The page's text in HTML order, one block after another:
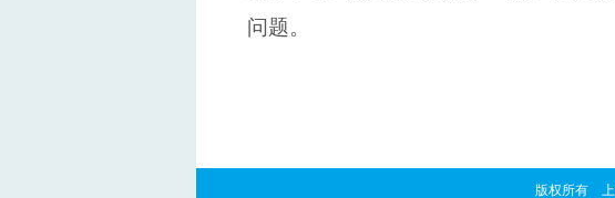
问题。
版权所有 上